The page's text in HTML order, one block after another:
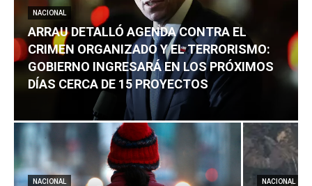
NACIONAL
ARRAU DETALLÓ AGENDA CONTRA EL
CRIMEN ORGANIZADO Y EL TERRORISMO:
GOBIERNO INGRESARÁ EN LOS PRÓXIMOS
DÍAS CERCA DE 15 PROYECTOS
NACIONAL NACIONAL